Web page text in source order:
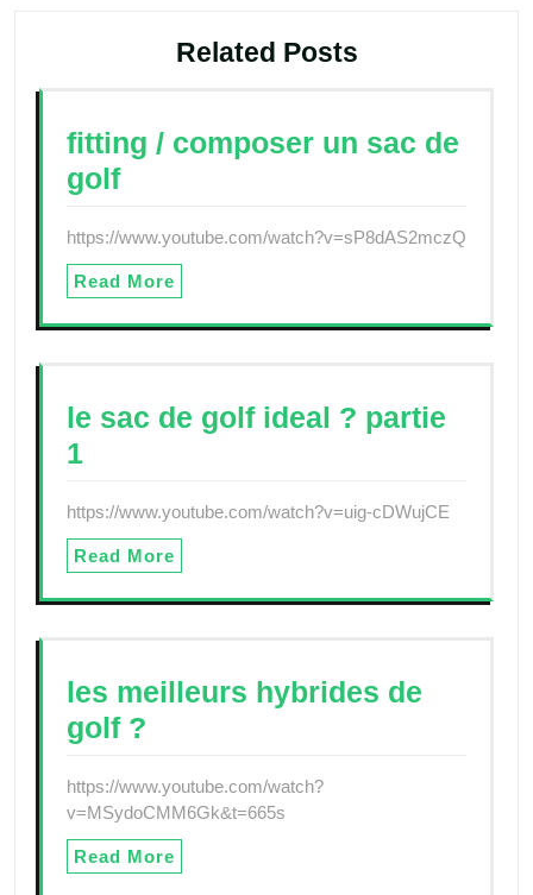
Related Posts
fitting / composer un sac de
golf
https://www.youtube.com/watch?v=sP8dAS2mczQ
Read More
le sac de golf ideal ? partie
1
https://www.youtube.com/watch?v=uig-cDWujCE
Read More
les meilleurs hybrides de
golf ?
https://www.youtube.com/watch?
v=MSydoCMM6Gk&t=665s
Read More